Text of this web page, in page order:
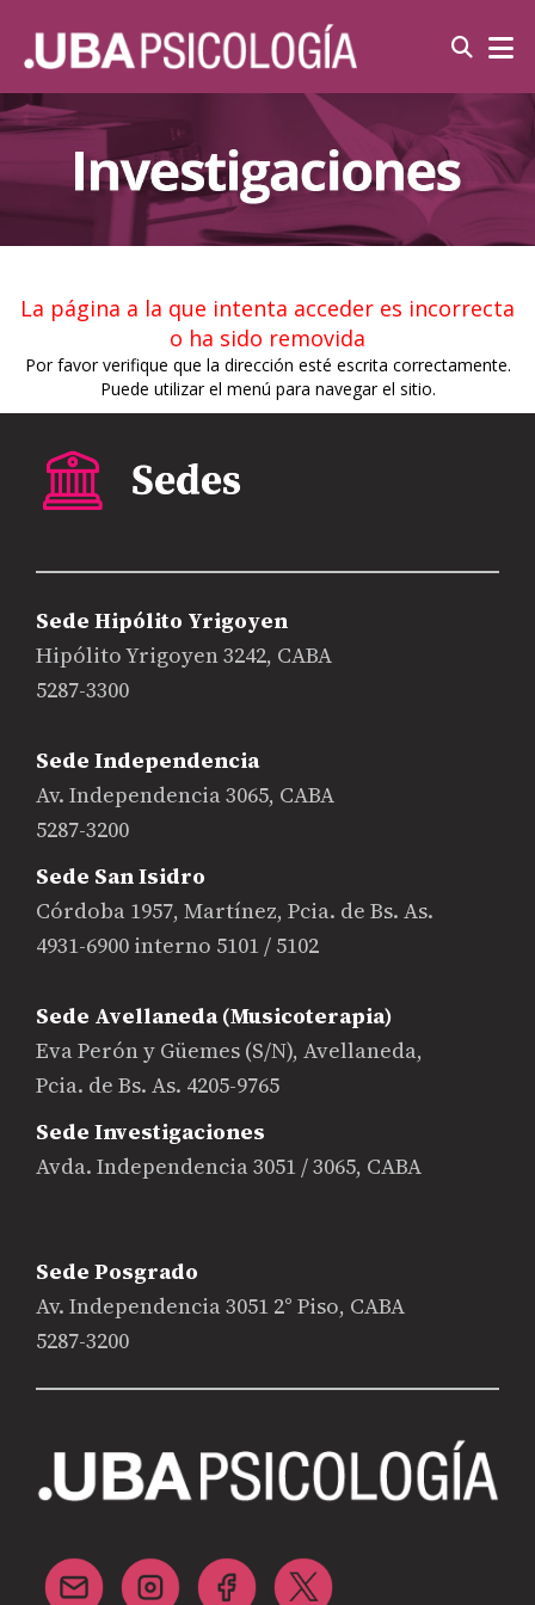
La página a la que intenta acceder es incorrecta
o ha sido removida
Por favor verifique que la dirección esté escrita correctamente.
Puede utilizar el menú para navegar el sitio.
Sede Hipólito Yrigoyen
Hipólito Yrigoyen 3242, CABA
5287-3300
Sede Independencia
Av. Independencia 3065, CABA
5287-3200
Sede San Isidro
Córdoba 1957, Martínez, Pcia. de Bs. As.
4931-6900 interno 5101 / 5102
Sede Avellaneda (Musicoterapia)
Eva Perón y Güemes (S/N), Avellaneda,
Pcia. de Bs. As. 4205-9765
Sede Investigaciones
Avda. Independencia 3051 / 3065, CABA
Sede Posgrado
Av. Independencia 3051 2° Piso, CABA
5287-3200